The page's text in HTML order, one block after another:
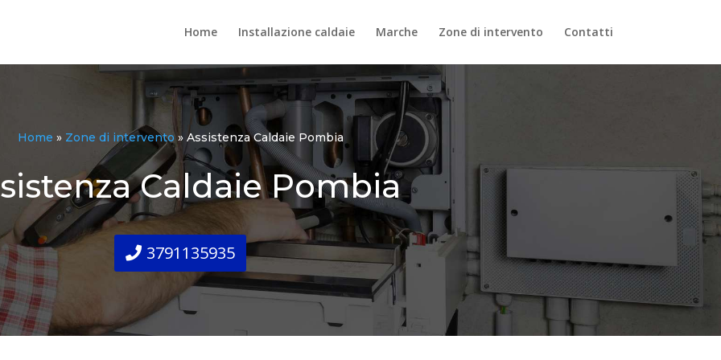
Home Installazione caldaie Marche Zone di intervento Contatti
Home » Zone di intervento» Assistenza Caldaie Pombia
Caldaie Pombia
3791135935